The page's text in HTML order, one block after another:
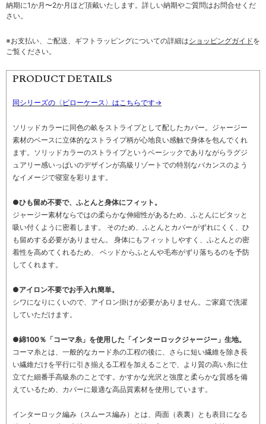
納期に1か月〜2か月ほど頂戴いたします。詳しい納期やご質問はお問合せくだ
さい。
※お支払い、ご配送、ギフトラッピングについての詳細はショッピングガイドを
ご覧ください。
PRODUCT DETAILS
同シリーズの〈ピローケース〉はこちらです→
ソリッドカラーに同色の畝をストライプとして配したカバー。ジャージー
素材のベースに立体的なストライプ柄が心地良い感触で身体を包んでくれ
ます。ソリッドカラーのストライプというベーシックでありながらラグジ
ュアリー感いっぱいのデザインが高級リゾートでの特別なバカンスのよう
なイメージで寝室を彩ります。
●ひも留め不要で、ふとんと身体にフィット。
ジャージー素材ならではの柔らかな伸縮性があるため、ふとんにピタッと
吸い付くように密着します。 そのため、ふとんとカバーがずれにくく、ひ
も留めする必要がありません。 身体にもフィットしやすく、ふとんとの密
着性を高めてくれるため、 ベッドからふとんや毛布がずり落ちるのを予防
してくれます。
●アイロン不要でお手入れ簡単。
シワになりにくいので、アイロン掛けが必要がありません。ご家庭で洗濯
していただけます。
●綿100％「コーマ糸」を使用した「インターロックジャージー」生地。
コーマ糸とは、一般的なカード糸の工程の後に、さらに短い繊維を除き長
い繊維だけを平行に引き揃える工程を加えることで、より質の高い糸に仕
立てた細番手高級糸のことです。かすかな光沢と強度と柔らかな質感を備
えているため、カバーに最適な高品質素材を使用しています。
インターロック編み（スムース編み）とは、両面（表裏）とも表目になる